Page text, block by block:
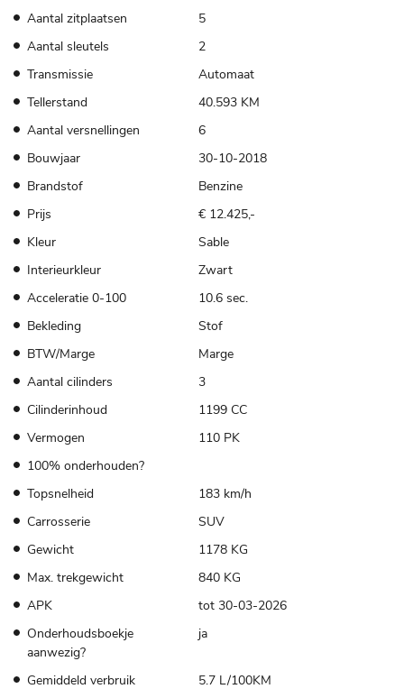
Aantal zitplaatsen
5
Aantal sleutels
2
Transmissie
Automaat
Tellerstand
40.593 KM
Aantal versnellingen
6
Bouwjaar
30-10-2018
Brandstof
Benzine
Prijs
€ 12.425,-
Kleur
Sable
Interieurkleur
Zwart
Acceleratie 0-100
10.6 sec.
Bekleding
Stof
BTW/Marge
Marge
Aantal cilinders
3
Cilinderinhoud
1199 CC
Vermogen
110 PK
100% onderhouden?
Topsnelheid
183 km/h
Carrosserie
SUV
Gewicht
1178 KG
Max. trekgewicht
840 KG
APK
tot 30-03-2026
Onderhoudsboekje
aanwezig?
ja
Gemiddeld verbruik 5.7 L/100KM